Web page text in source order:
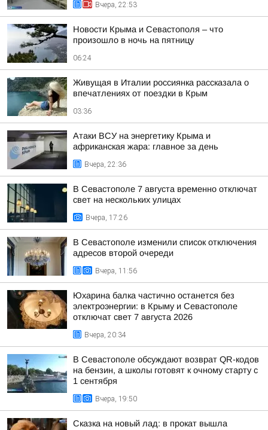
Вчера, 22:53
Новости Крыма и Севастополя – что
произошло в ночь на пятницу
06:24
Живущая в Италии россиянка рассказала о
впечатлениях от поездки в Крым
03:36
Атаки ВСУ на энергетику Крыма и
африканская жара: главное за день
Вчера, 22:36
В Севастополе 7 августа временно отключат
свет на нескольких улицах
Вчера, 17:26
В Севастополе изменили список отключения
адресов второй очереди
Вчера, 11:56
Юхарина балка частично останется без
электроэнергии: в Крыму и Севастополе
отключат свет 7 августа 2026
Вчера, 20:34
В Севастополе обсуждают возврат QR-кодов
на бензин, а школы готовят к очному старту с
1 сентября
Вчера, 19:50
Сказка на новый лад: в прокат вышла